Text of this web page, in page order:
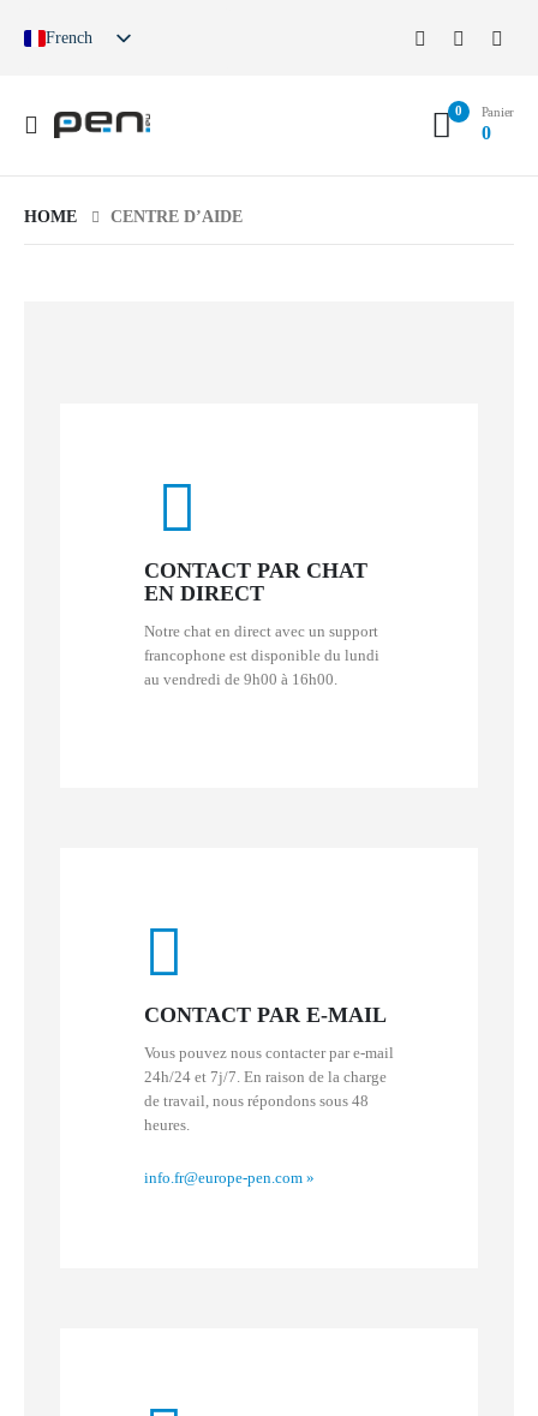
French
Spanish
0 Panier
0
HOME CENTRE D’AIDE
CONTACT PAR CHAT
EN DIRECT
Notre chat en direct avec un support
francophone est disponible du lundi
au vendredi de 9h00 à 16h00.
CONTACT PAR E-MAIL
Vous pouvez nous contacter par e-mail
24h/24 et 7j/7. En raison de la charge
de travail, nous répondons sous 48
heures.
info.fr@europe-pen.com »